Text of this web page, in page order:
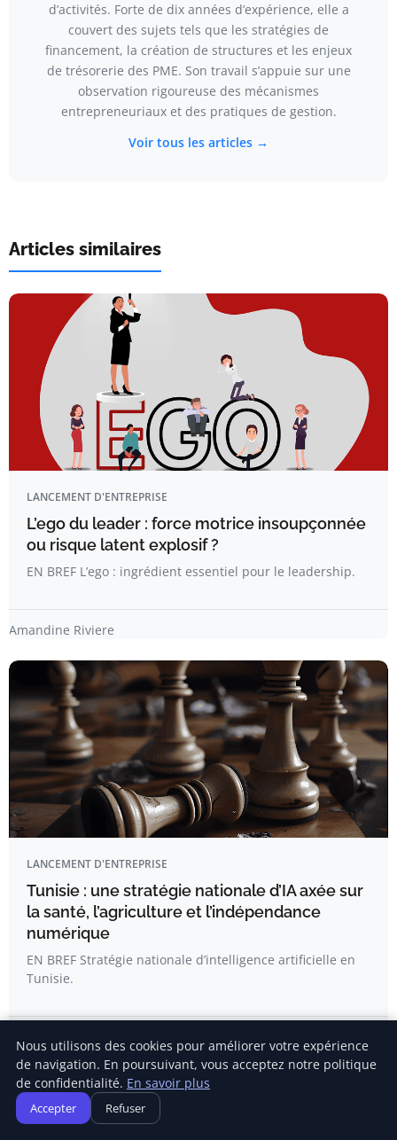
d’activités. Forte de dix années d’expérience, elle a
couvert des sujets tels que les stratégies de
financement, la création de structures et les enjeux
de trésorerie des PME. Son travail s’appuie sur une
observation rigoureuse des mécanismes
entrepreneuriaux et des pratiques de gestion.
Voir tous les articles →
Articles similaires
LANCEMENT D'ENTREPRISE
L’ego du leader : force motrice insoupçonnée
ou risque latent explosif ?
EN BREF L’ego : ingrédient essentiel pour le leadership.
Amandine Riviere
LANCEMENT D'ENTREPRISE
Tunisie : une stratégie nationale d’IA axée sur
la santé, l’agriculture et l’indépendance
numérique
EN BREF Stratégie nationale d’intelligence artificielle en
Tunisie.
Adrien Noël
Nous utilisons des cookies pour améliorer votre expérience
de navigation. En poursuivant, vous acceptez notre politique
de confidentialité. En savoir plus
Accepter Refuser